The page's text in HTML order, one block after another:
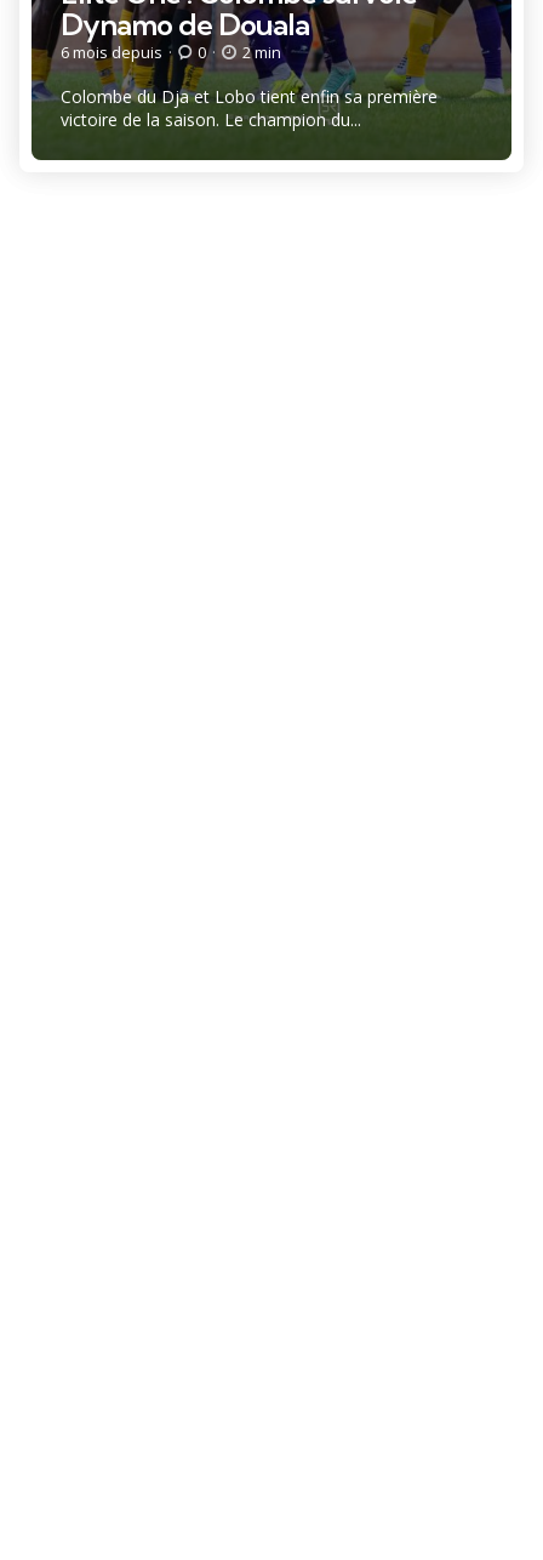
Dynamo de Douala
6 mois depuis 0 2 min
Colombe du Dja et Lobo tient enfin sa première
victoire de la saison. Le champion du...